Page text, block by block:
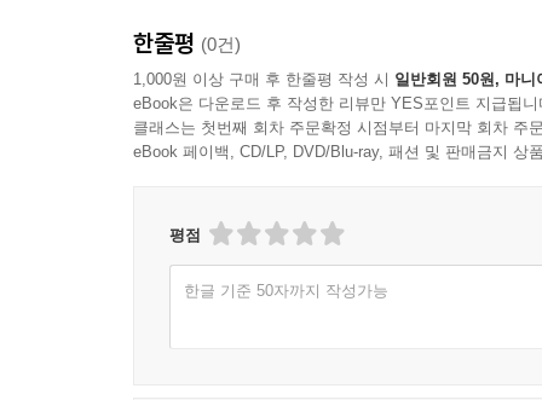
한줄평 (0건)
1,000원 이상 구매 후 한줄평 작성 시 일반회원 50원, 마니
eBook은 다운로드 후 작성한 리뷰만 YES포인트 지급됩니
클래스는 첫번째 회차 주문확정 시점부터 마지막 회차 주
eBook 페이백, CD/LP, DVD/Blu-ray, 패션 및 판매금지 상
평점
한글 기준 50자까지 작성가능